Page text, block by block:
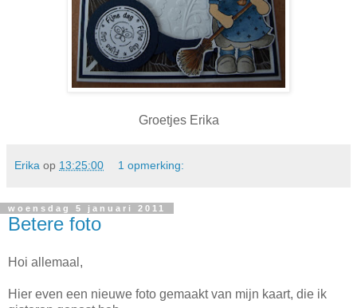
Groetjes Erika
Erika op 13:25:00 1 opmerking:
woensdag 5 januari 2011
Betere foto
Hoi allemaal,
Hier even een nieuwe foto gemaakt van mijn kaart, die ik